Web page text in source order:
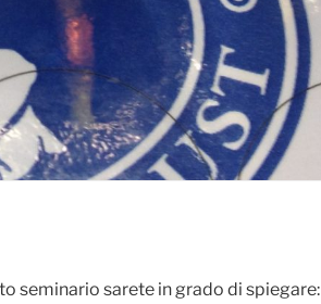
seminario sarete in grado di spiegare: